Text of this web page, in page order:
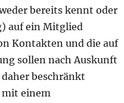
bereits kennt oder
auf ein Mitglied
Kontakten und die auf
sollen nach Auskunft
beschränkt
mit einem